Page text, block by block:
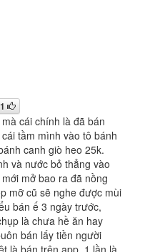
1
cái chính là đã bán
tầm mình vào tô bánh
canh giò heo 25k.
và nước bỏ thẳng vào
mở bao ra đã nồng
mỡ cũ sẽ nghe được mùi
bán ế 3 ngày trước,
là chưa hề ăn hay
bán lấy tiền người
là bán trên app, 1 lần là